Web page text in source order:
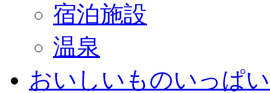
宿泊施設
温泉
おいしいものいっぱ